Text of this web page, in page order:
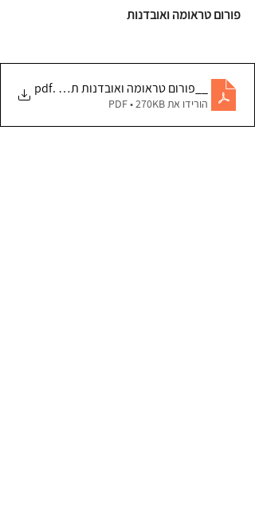
פורום טראומה ואובדנות
__פורום טראומה ואובדנות תכנית בטחון
.pdf
הורידו את PDF • 270KB